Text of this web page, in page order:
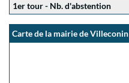
1er tour - Nb. d'abstention
Carte de la mairie de Villeconin